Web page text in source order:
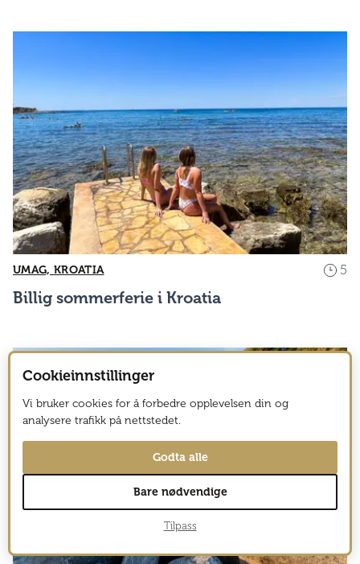
UMAG, KROATIA 5
Billig sommerferie i Kroatia
Cookieinnstillinger
Vi bruker cookies for å forbedre opplevelsen din og
analysere trafikk på nettstedet.
Godta alle
Bare nødvendige
Tilpass